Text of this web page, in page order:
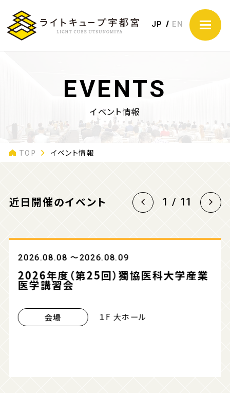
JP EN
EVENTS
イベント情報
TOP イベント情報
近日開催のイベント 1 / 11
2026.08.08 〜2026.08.09
2026年度（第25回）獨協医科大学産業
医学講習会
会場 １F 大ホール